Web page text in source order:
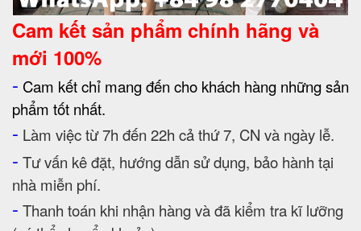
Cam kết sản phẩm chính hãng và
mới 100%
- Cam kết chỉ mang đến cho khách hàng những sản
phẩm tốt nhất.
- Làm việc từ 7h đến 22h cả thứ 7, CN và ngày lễ.
- Tư vấn kê đặt, hướng dẫn sử dụng, bảo hành tại
nhà miễn phí.
- Thanh toán khi nhận hàng và đã kiểm tra kĩ lưỡng